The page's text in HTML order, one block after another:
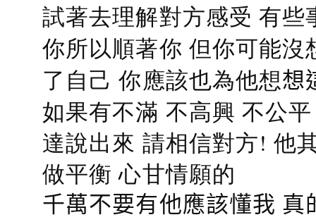
試著去理解對方感受 有
你所以順著你 但你可能
了自己 你應該也為他想想
如果有不滿 不高興 不公
達說出來 請相信對方! 他
做平衡 心甘情願的
千萬不要有他應該懂我